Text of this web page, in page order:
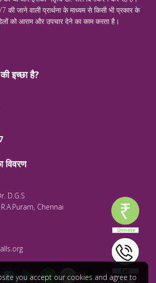
की जाने वाली प्रार्थना के माध्यम से किसी भी प्रकार के
को आराम और उपचार देने का काम करता है।
इच्छा है?
विवरण
D.G.S
Chennai
you accept our cookies and agree to